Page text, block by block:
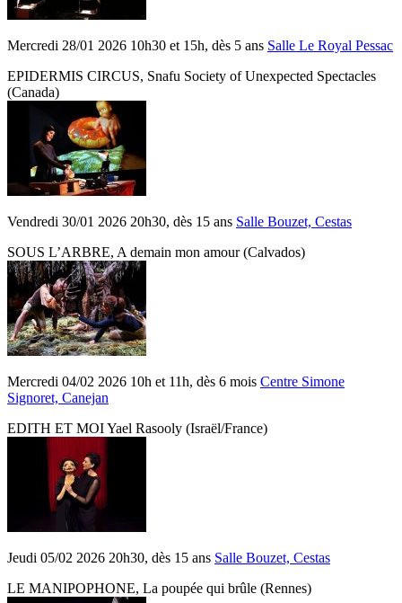
Mercredi 28/01 2026 10h30 et 15h, dès 5 ans Salle Le Royal Pessac
EPIDERMIS CIRCUS, Snafu Society of Unexpected Spectacles
(Canada)
Vendredi 30/01 2026 20h30, dès 15 ans Salle Bouzet, Cestas
SOUS L’ARBRE, A demain mon amour (Calvados)
Mercredi 04/02 2026 10h et 11h, dès 6 mois Centre Simone
Signoret, Canejan
EDITH ET MOI Yael Rasooly (Israël/France)
Jeudi 05/02 2026 20h30, dès 15 ans Salle Bouzet, Cestas
LE MANIPOPHONE, La poupée qui brûle (Rennes)